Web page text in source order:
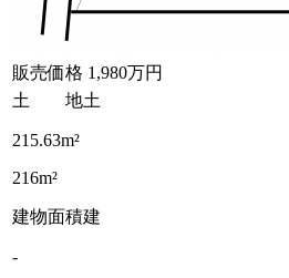
販売価格 1,980万円
土 地土
215.63m²
216m²
建物面積建
-